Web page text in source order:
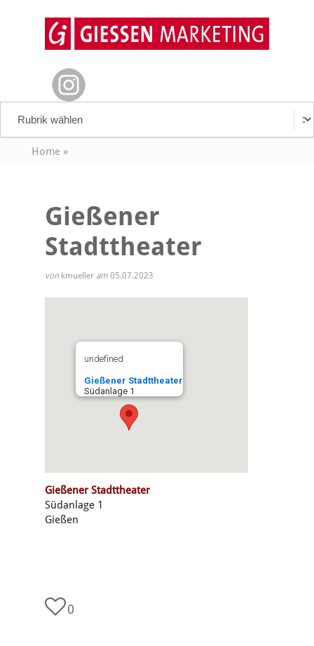
Home»
Gießener
Stadttheater
von kmueller am 05.07.2023
undefined
Gießener Stadttheater
Südanlage 1
Gießener Stadttheater
Südanlage 1
Gießen
0